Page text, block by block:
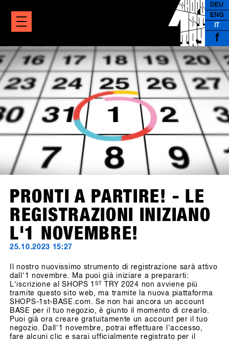
DEU
ENG
f
PRONTI A PARTIRE! - LE
REGISTRAZIONI INIZIANO
L'1 NOVEMBRE!
25.10.2023 15:27
Il nostro nuovissimo strumento di registrazione sarà attivo
dall'1 novembre. Ma puoi già iniziare a prepararti:
L'iscrizione al SHOPS 1ST
TRY 2024 non avviene più
tramite questo sito web, ma tramite la nuova piattaforma
SHOPS-1st-BASE.com. Se non hai ancora un account
BASE per il tuo negozio, è giunto il momento di crearlo.
Puoi già ora creare gratuitamente un account per il tuo
negozio. Dall'1 novembre, potrai effettuare l'accesso,
fare alcuni clic e sarai ufficialmente registrato per il